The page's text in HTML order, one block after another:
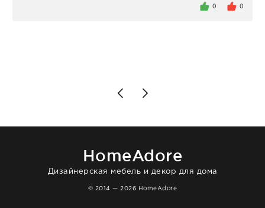
то качество выше всяких похвал. Выглядит
0 0
HomeAdore
Дизайнерская мебель и декор для дома
© 2014 — 2026 HomeAdore